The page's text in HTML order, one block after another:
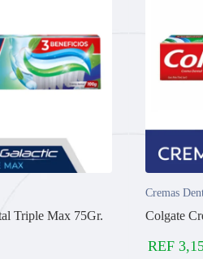
Triple Max 75Gr.
Cremas
Colgate
REF